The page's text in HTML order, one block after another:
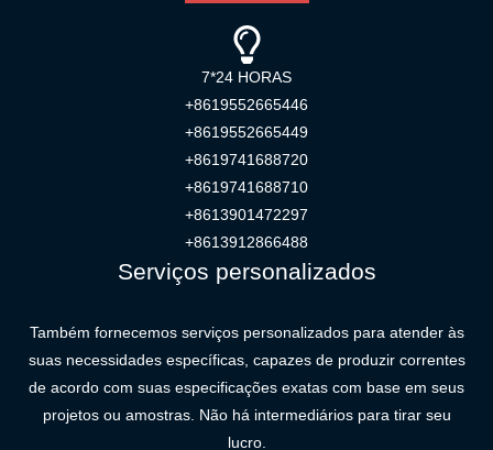
7*24 HORAS
+8619552665446
+8619552665449
+8619741688720
+8619741688710
+8613901472297
+8613912866488
Serviços personalizados
Também fornecemos serviços personalizados para atender às
suas necessidades específicas, capazes de produzir correntes
de acordo com suas especificações exatas com base em seus
projetos ou amostras. Não há intermediários para tirar seu
lucro.